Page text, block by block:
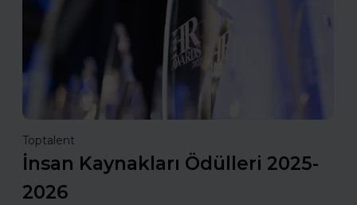
Toptalent
İnsan Kaynakları Ödülleri 2025-
2026